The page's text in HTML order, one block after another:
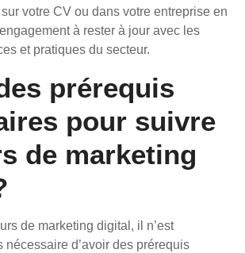
votre CV ou dans votre entreprise en
à rester à jour avec les
et pratiques du secteur.
prérequis
pour suivre
de marketing
de marketing digital, il n’est
nécessaire d’avoir des prérequis